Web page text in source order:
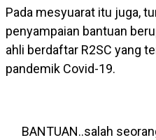
Pada mesyuarat itu juga,
penyampaian bantuan
ahli berdaftar R2SC yang
pandemik Covid-19.
BANTUAN..salah